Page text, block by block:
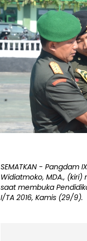
SEMATKAN - Pangdam
Widiatmoko, MDA.,
saat membuka
I/TA 2016, Kamis (29/9).